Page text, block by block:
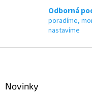
Odborná
poradíme,
nastavíme
Novinky